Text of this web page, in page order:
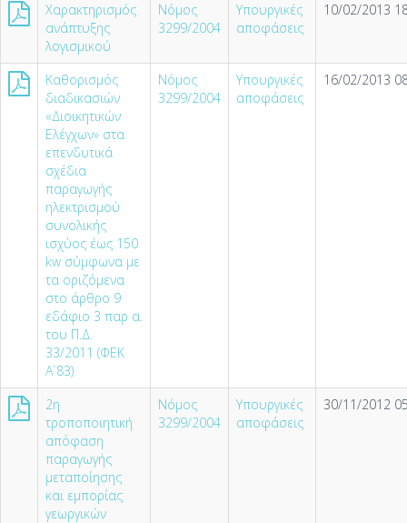
Χαρακτηρισμός
ανάπτυξης
λογισμικού
Νόμος
3299/2004
Υπουργικές
αποφάσεις
10/02/2013
Καθορισμός
διαδικασιών
«Διοικητικών
Ελέγχων» στα
επενδυτικά
σχέδια
παραγωγής
ηλεκτρισμού
συνολικής
ισχύος έως 150
kw σύμφωνα με
τα οριζόμενα
στο άρθρο 9
εδάφιο 3 παρ α.
του Π.Δ.
33/2011 (ΦΕΚ
Α`83)
Νόμος
3299/2004
Υπουργικές
αποφάσεις
16/02/2013
2η
τροποποιητική
απόφαση
παραγωγής
μεταποίησης
και εμπορίας
γεωργικών
Νόμος
3299/2004
Υπουργικές
αποφάσεις
30/11/2012